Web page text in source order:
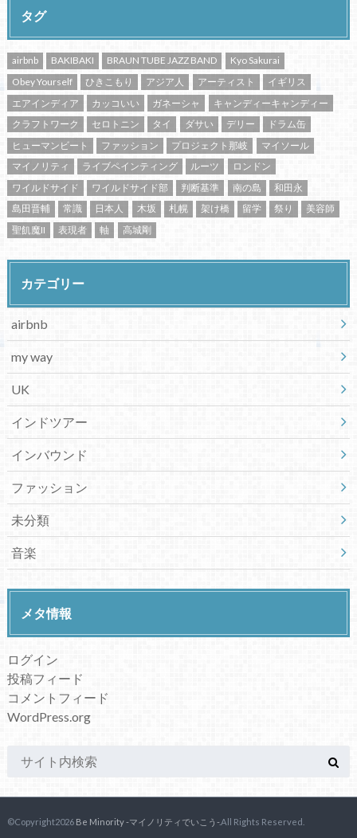
タグ
airbnb BAKIBAKI BRAUN TUBE JAZZ BAND
Kyo Sakurai
Obey Yourself
ひきこもり アジア人 アーティスト
イギリス
エアインディア
カッコいい ガネーシャ
キャンディーキャンディー
クラフトワーク
セロトニン タイ ダサい デリー
ドラム缶
ヒューマンビート
ファッション プロジェクト那岐
マイソール
マイノリティ
ライブペインティング ルーツ
ロンドン
ワイルドサイド
ワイルドサイド部 判断基準 南の島
和田永
島田晋輔
常識 日本人 木坂 札幌 架け橋 留学 祭り
美容師
聖飢魔II
表現者 軸 高城剛
カテゴリー
airbnb
my way
UK
インドツアー
インバウンド
ファッション
未分類
音楽
メタ情報
ログイン
投稿フィード
コメントフィード
WordPress.org
©Copyright2026 Be Minority -マイノリティでいこう-.All Rights Reserved.